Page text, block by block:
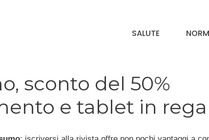
SALUTE
sconto del 50%
e tablet in